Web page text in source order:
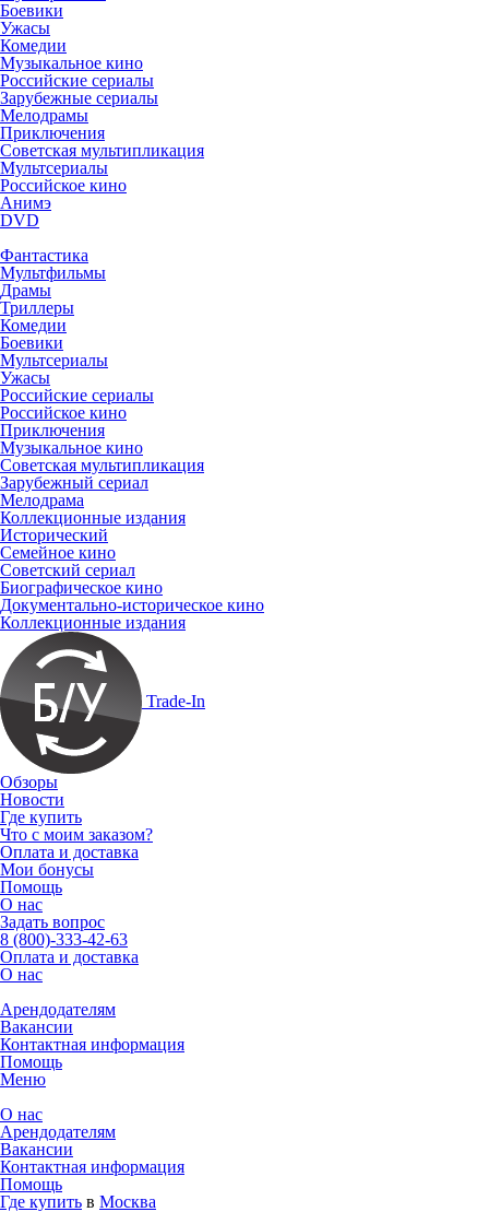
Боевики
Ужасы
Комедии
Музыкальное кино
Российские сериалы
Зарубежные сериалы
Мелодрамы
Приключения
Советская мультипликация
Мультсериалы
Российское кино
Анимэ
DVD
Фантастика
Мультфильмы
Драмы
Триллеры
Комедии
Боевики
Мультсериалы
Ужасы
Российские сериалы
Российское кино
Приключения
Музыкальное кино
Советская мультипликация
Зарубежный сериал
Мелодрама
Коллекционные издания
Исторический
Семейное кино
Советский сериал
Биографическое кино
Документально-историческое кино
Коллекционные издания
Trade-In
Обзоры
Новости
Где купить
Что с моим заказом?
Оплата и доставка
Мои бонусы
Помощь
О нас
Задать вопрос
8 (800)-333-42-63
Оплата и доставка
О нас
Арендодателям
Вакансии
Контактная информация
Помощь
Меню
О нас
Арендодателям
Вакансии
Контактная информация
Помощь
Где купить в Москва